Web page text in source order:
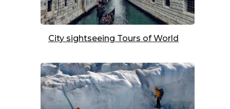
City sightseeing Tours of World